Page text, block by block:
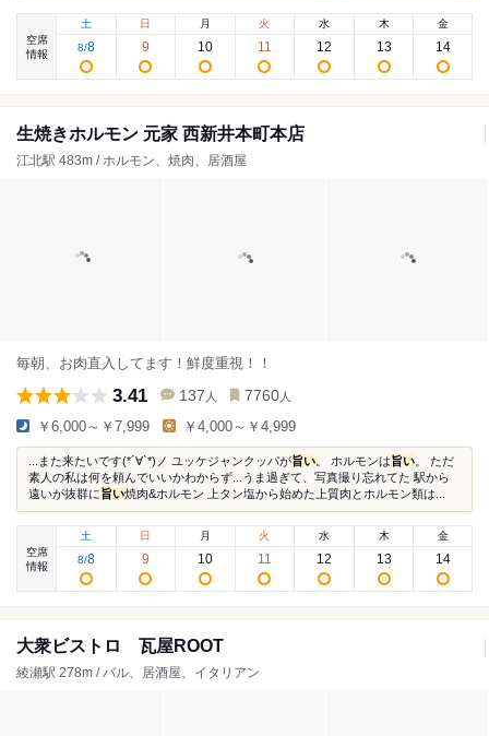
空席
情報
土
8/8
日
9
月
10
火
11
水
12
木
13
金
14
生焼きホルモン 元家 西新井本町本店
江北駅 483m / ホルモン、焼肉、居酒屋
毎朝、お肉直入してます！鮮度重視！！
3.41 137 人 7760 人
￥6,000～￥7,999 ￥4,000～￥4,999
...また来たいです(*´∀`*)ノ ユッケジャンクッパが旨い 。 ホルモンは旨い 。 ただ
素人の私は何を頼んでいいかわからず...うま過ぎて、写真撮り忘れてた 駅から
遠いが抜群に旨い焼肉&ホルモン 上タン塩から始めた上質肉とホルモン類は...
空席
情報
土
8/8
日
9
月
10
火
11
水
12
木
13
金
14
大衆ビストロ 瓦屋ROOT
綾瀬駅 278m / バル、居酒屋、イタリアン